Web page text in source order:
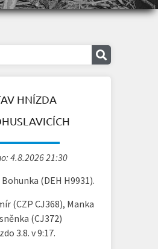
HNÍZDA
4.8.2026 21:30
(DEH H9931).
(CZP CJ368), Manka
(CJ372)
3.8. v 9:17.